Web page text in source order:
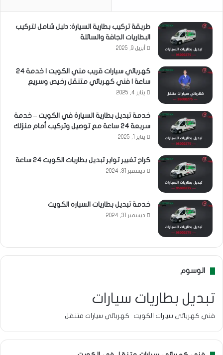
طريقة تركيب بطارية السيارة: دليل شامل لتركيب
البطاريات الجافة والسائلة
أبريل 9, 2025
كهربائي سيارات قريب مني الكويت | خدمة 24
ساعة | فني كهربائي متنقل رخيص وسريع
يناير 4, 2025
خدمة تبديل بطارية السيارة في الكويت – خدمة
سريعة 24 ساعة مع توصيل وتركيب أمام منزلك
يناير 1, 2025
كراج تغيير تواير تبديل بطاريات الكويت 24 ساعة
ديسمبر 31, 2024
خدمة تبديل بطاريات السياره الكويت
ديسمبر 31, 2024
الوسوم
تبديل بطاريات سيارات
فني كهربائي سيارات الكويت كهربائي سيارات متنقل